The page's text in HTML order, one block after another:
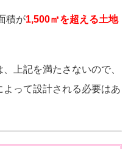
積が1,500㎡を超える土地
上記を満たさないので、
って設計される必要はあ